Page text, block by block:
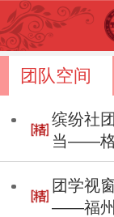
团队空间
缤纷社
当——格
教育研
团学视
——福州